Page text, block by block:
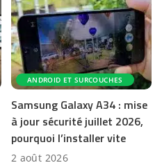
ANDROID ET SURCOUCHES
Samsung Galaxy A34 : mise
à jour sécurité juillet 2026,
pourquoi l’installer vite
2 août 2026